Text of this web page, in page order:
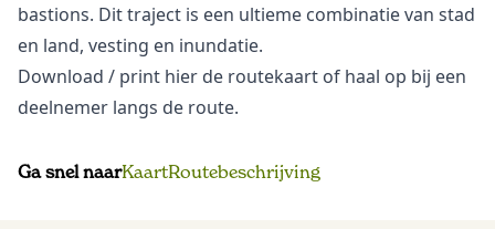
bastions. Dit traject is een ultieme combinatie van stad
en land, vesting en inundatie.
Download / print hier de routekaart of haal op bij een
deelnemer langs de route.
Ga snel naarKaartRoutebeschrijving